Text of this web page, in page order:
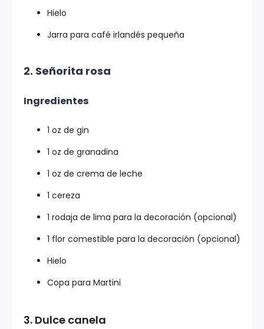
Hielo
Jarra para café irlandés pequeña
2. Señorita rosa
Ingredientes
1 oz de gin
1 oz de granadina
1 oz de crema de leche
1 cereza
1 rodaja de lima para la decoración (opcional)
1 flor comestible para la decoración (opcional)
Hielo
Copa para Martini
3. Dulce canela